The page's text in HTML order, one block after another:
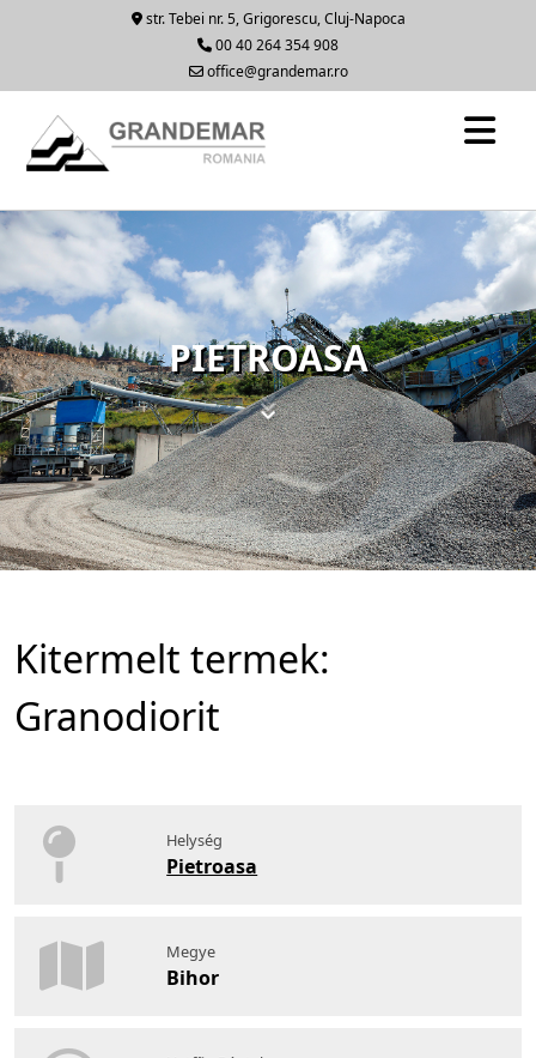
str. Tebei nr. 5, Grigorescu, Cluj-Napoca
00 40 264 354 908
office@grandemar.ro
PIETROASA
Kitermelt termek:
Granodiorit
Helység
Pietroasa
Megye
Bihor